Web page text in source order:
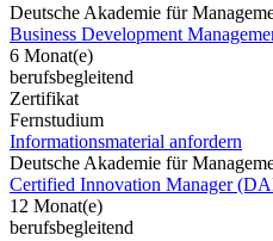
Deutsche Akademie für
Business Development
6 Monat(e)
berufsbegleitend
Zertifikat
Fernstudium
Informationsmaterial anfordern
Deutsche Akademie für
Certified Innovation Manager
12 Monat(e)
berufsbegleitend